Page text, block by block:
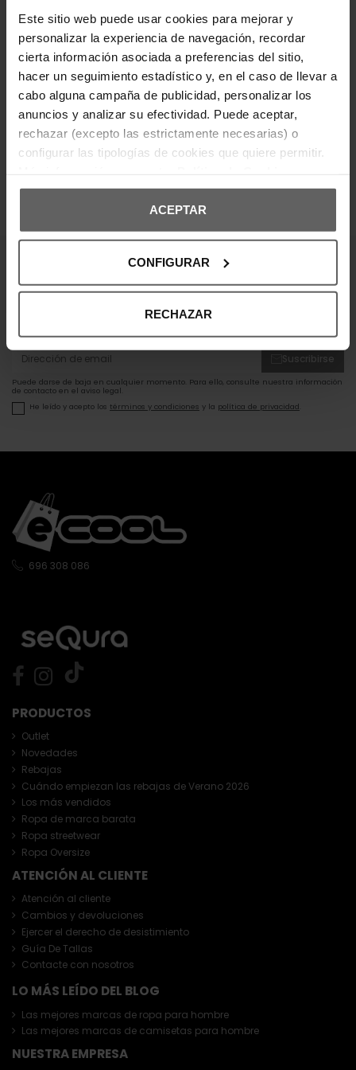
Este sitio web puede usar cookies para mejorar y
personalizar la experiencia de navegación, recordar
cierta información asociada a preferencias del sitio,
hacer un seguimiento estadístico y, en el caso de llevar a
cabo alguna campaña de publicidad, personalizar los
anuncios y analizar su efectividad. Puede aceptar,
rechazar (excepto las estrictamente necesarias) o
configurar las tipologías de cookies que quiere permitir.
ACEPTAR
CONFIGURAR
RECHAZAR
DETALLES DEL PRODUCTO
DEVOLUCIONES Y CAMBIOS
INFORMACIÓN ENVÍOS
OPINIONES DE CLIENTES
¡Entérate de todas las novedades y
ofertas!
Suscribirse
Puede darse de baja en cualquier momento. Para ello, consulte nuestra información
de contacto en el aviso legal.
He leído y acepto los términos y condiciones y la política de privacidad
PRODUCTOS
Outlet
Novedades
Rebajas
Cuándo empiezan las rebajas de Verano 2026
Los más vendidos
Ropa de marca barata
Ropa streetwear
Ropa Oversize
ATENCIÓN AL CLIENTE
Atención al cliente
Cambios y devoluciones
Ejercer el derecho de desistimiento
Guía De Tallas
Contacte con nosotros
LO MÁS LEÍDO DEL BLOG
Las mejores marcas de ropa para hombre
Las mejores marcas de camisetas para hombre
NUESTRA EMPRESA
696 308 086